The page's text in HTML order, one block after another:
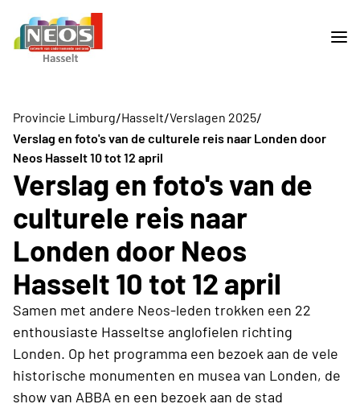
Provincie Limburg/Hasselt/Verslagen 2025/
Verslag en foto's van de culturele reis naar Londen door
Neos Hasselt 10 tot 12 april
Verslag en foto's van de
culturele reis naar
Londen door Neos
Hasselt 10 tot 12 april
Samen met andere Neos-leden trokken een 22
enthousiaste Hasseltse anglofielen richting
Londen. Op het programma een bezoek aan de vele
historische monumenten en musea van Londen, de
show van ABBA en een bezoek aan de stad